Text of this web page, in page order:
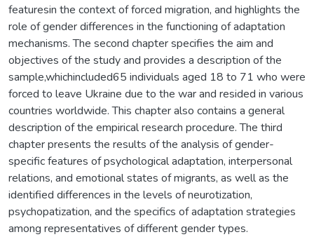
featuresin the context of forced migration, and highlights the
role of gender differences in the functioning of adaptation
mechanisms. The second chapter specifies the aim and
objectives of the study and provides a description of the
sample,whichincluded65 individuals aged 18 to 71 who were
forced to leave Ukraine due to the war and resided in various
countries worldwide. This chapter also contains a general
description of the empirical research procedure. The third
chapter presents the results of the analysis of gender-
specific features of psychological adaptation, interpersonal
relations, and emotional states of migrants, as well as the
identified differences in the levels of neurotization,
psychopatization, and the specifics of adaptation strategies
among representatives of different gender types.